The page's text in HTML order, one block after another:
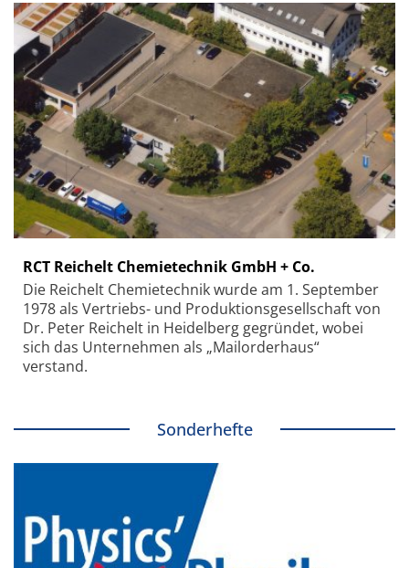
RCT Reichelt Chemietechnik GmbH + Co.
Die Reichelt Chemietechnik wurde am 1. September
1978 als Vertriebs- und Produktionsgesellschaft von
Dr. Peter Reichelt in Heidelberg gegründet, wobei
sich das Unternehmen als „Mailorderhaus“
verstand.
Sonderhefte